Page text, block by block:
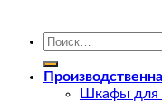
Искать:
Шкафы для